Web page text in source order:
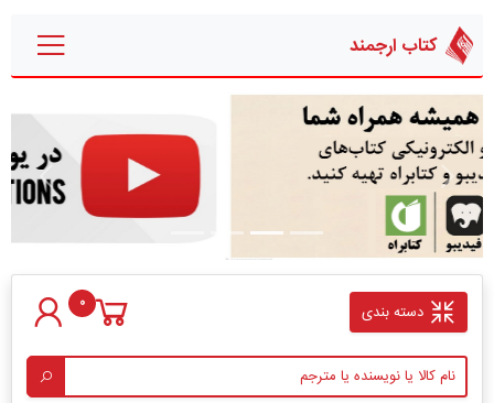
کتاب ارجمند
قبلی بعدی
دسته بندی 0